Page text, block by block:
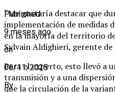
“Me gustaría destacar que
implementación de medidas
en la mayoría del territorio
Sylvain Aldighieri, gerente de
Para el experto, esto llevó a
transmisión y a una
que la circulación de la
Published
9 meses ago
on
06/11/2025
By